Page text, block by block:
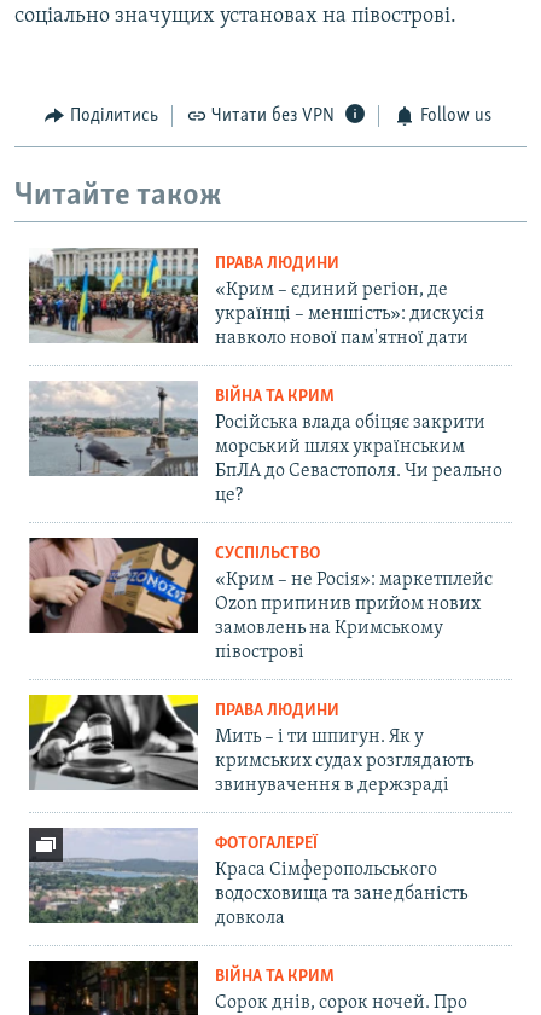
соціально значущих установах на півострові.
Поділитись Читати без VPN Follow us
Читайте також
ПРАВА ЛЮДИНИ
«Крим – єдиний регіон, де
українці – меншість»: дискусія
навколо нової пам'ятної дати
ВІЙНА ТА КРИМ
Російська влада обіцяє закрити
морський шлях українським
БпЛА до Севастополя. Чи реально
це?
СУСПІЛЬСТВО
«Крим – не Росія»: маркетплейс
Ozon припинив прийом нових
замовлень на Кримському
півострові
ПРАВА ЛЮДИНИ
Мить – і ти шпигун. Як у
кримських судах розглядають
звинувачення в держзраді
ФОТОГАЛЕРЕЇ
Краса Сімферопольського
водосховища та занедбаність
довкола
ВІЙНА ТА КРИМ
Сорок днів, сорок ночей. Про